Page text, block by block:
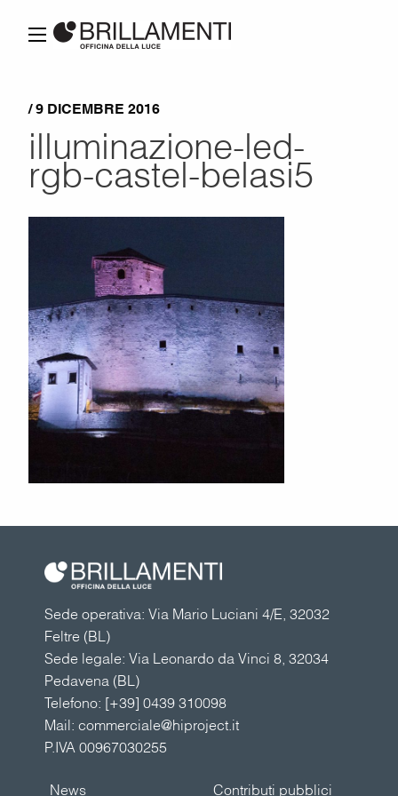
/ 9 DICEMBRE 2016
illuminazione-led-
rgb-castel-belasi5
Sede operativa: Via Mario Luciani 4/E, 32032
Feltre (BL)
Sede legale: Via Leonardo da Vinci 8, 32034
Pedavena (BL)
Telefono: [+39] 0439 310098
Mail: commerciale@hiproject.it
P.IVA 00967030255
Contributi pubblici
News